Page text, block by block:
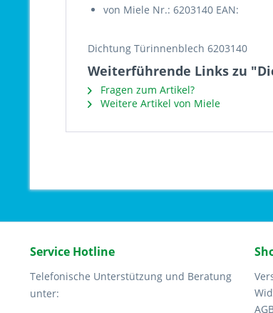
von Miele Nr.: 6203140 EAN:
Dichtung Türinnenblech 6203140
Weiterführende Links zu
Fragen zum Artikel?
Weitere Artikel von Miele
Service Hotline
Telefonische Unterstützung und Beratung
unter: